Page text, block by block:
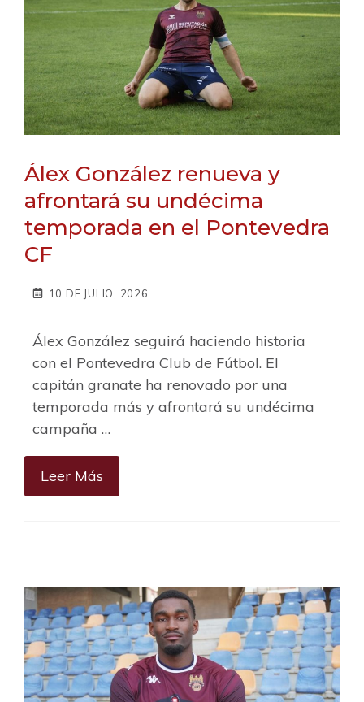
Álex González renueva y
afrontará su undécima
temporada en el Pontevedra
CF
10 DE JULIO, 2026
Álex González seguirá haciendo historia
con el Pontevedra Club de Fútbol. El
capitán granate ha renovado por una
temporada más y afrontará su undécima
campaña …
Leer Más